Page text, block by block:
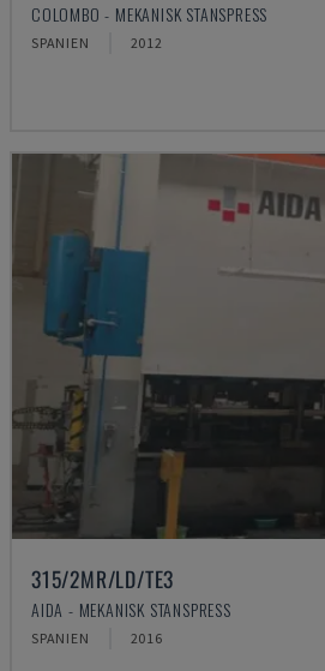
COLOMBO - MEKANISK STANSPRESS
SPANIEN 2012
315/2MR/LD/TE3
AIDA - MEKANISK STANSPRESS
SPANIEN 2016